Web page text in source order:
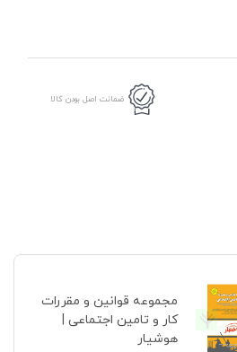
ضمانت اصل بودن کالا
مجموعه قوانین و مقررات
کار و تامین اجتماعی |
هوشیار